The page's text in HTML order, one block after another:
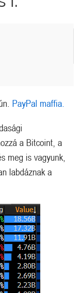
PayPal maffia.
a Bitcoint, a
meg is vagyunk,
labdáznak a